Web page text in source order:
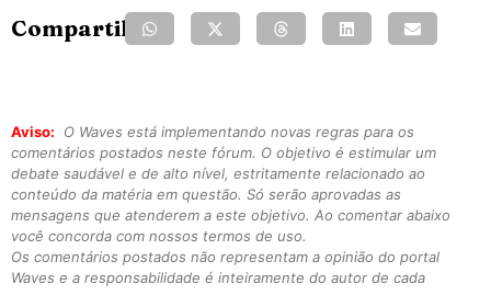
Compartilhe:
Aviso:
O Waves está implementando novas regras para os
comentários postados neste fórum. O objetivo é estimular um
debate saudável e de alto nível, estritamente relacionado ao
conteúdo da matéria em questão. Só serão aprovadas as
mensagens que atenderem a este objetivo. Ao comentar abaixo
você concorda com nossos termos de uso.
Os comentários postados não representam a opinião do portal
Waves e a responsabilidade é inteiramente do autor de cada